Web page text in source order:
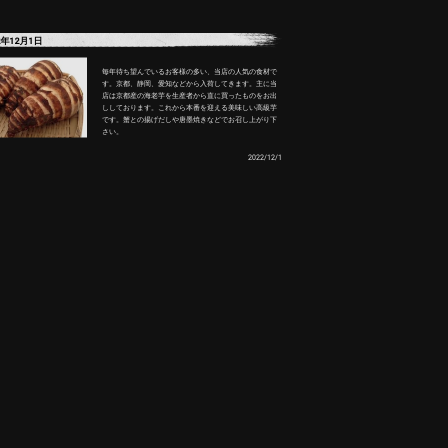
12月1日
毎年待ち望んでいるお客様の多い、当店の人気の食材で
す。京都、静岡、愛知などから入荷してきます。主に当
店は京都産の海老芋を生産者から直に買ったものをお出
ししております。これから本番を迎える美味しい高級芋
です。蟹との揚げだしや唐墨焼きなどでお召し上がり下
さい。
2022/12/1